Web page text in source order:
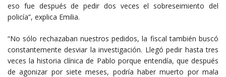
eso fue después de pedir dos veces el sobreseimiento del
policía”, explica Emilia.
“No sólo rechazaban nuestros pedidos, la fiscal también buscó
constantemente desviar la investigación. Llegó pedir hasta tres
veces la historia clínica de Pablo porque entendía, que después
de agonizar por siete meses, podría haber muerto por mala